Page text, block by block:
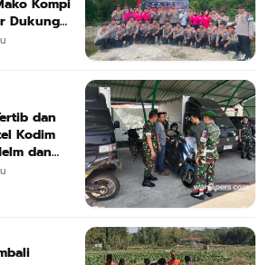
Dukung
dan
Kodim
dan